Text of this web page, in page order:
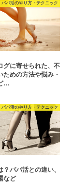
パパ活のやり方・テクニック
グに寄せられた、不
ための方法や悩み・
…
パパ活のやり方・テクニック
？パパ活との違い、
など